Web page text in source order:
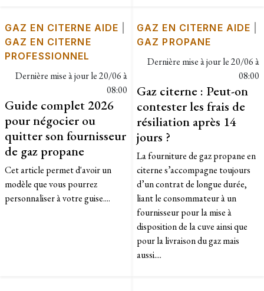
GAZ EN CITERNE AIDE
GAZ EN CITERNE
PROFESSIONNEL
Dernière mise à jour le20/06 à
08:00
Guide complet 2026
pour négocier ou
quitter son fournisseur
de gaz propane
Cet article permet d'avoir un
modèle que vous pourrez
personnaliser à votre guise....
GAZ EN CITERNE AIDE
GAZ PROPANE
Dernière mise à jour le20/06 à
08:00
Gaz citerne : Peut-on
contester les frais de
résiliation après 14
jours ?
La fourniture de gaz propane en
citerne s’accompagne toujours
d’un contrat de longue durée,
liant le consommateur à un
fournisseur pour la mise à
disposition de la cuve ainsi que
pour la livraison du gaz mais
aussi....